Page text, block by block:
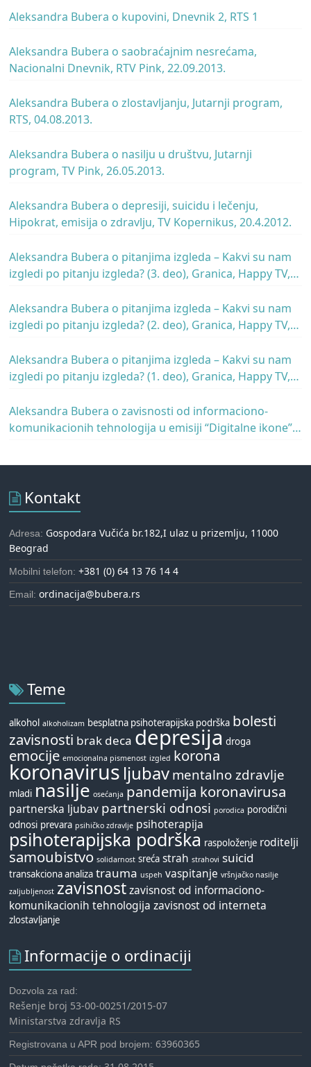
Aleksandra Bubera o kupovini, Dnevnik 2, RTS 1
Aleksandra Bubera o saobraćajnim nesrećama,
Nacionalni Dnevnik, RTV Pink, 22.09.2013.
Aleksandra Bubera o zlostavljanju, Jutarnji program,
RTS, 04.08.2013.
Aleksandra Bubera o nasilju u društvu, Jutarnji
program, TV Pink, 26.05.2013.
Aleksandra Bubera o depresiji, suicidu i lečenju,
Hipokrat, emisija o zdravlju, TV Kopernikus, 20.4.2012.
Aleksandra Bubera o pitanjima izgleda – Kakvi su nam
izgledi po pitanju izgleda? (3. deo), Granica, Happy TV,
Aleksandra Bubera o pitanjima izgleda – Kakvi su nam
izgledi po pitanju izgleda? (2. deo), Granica, Happy TV,
Aleksandra Bubera o pitanjima izgleda – Kakvi su nam
izgledi po pitanju izgleda? (1. deo), Granica, Happy TV,
Aleksandra Bubera o zavisnosti od informaciono-
komunikacionih tehnologija u emisiji “Digitalne ikone”
Kontakt
Adresa: Gospodara Vučića br.182,I ulaz u prizemlju, 11000
Beograd
Mobilni telefon:+381 (0) 64 13 76 14 4
Email:ordinacija@bubera.rs
Teme
alkohol alkoholizam besplatna psihoterapijska podrška bolesti
zavisnosti brak deca depresija droga
emocije emocionalna pismenost izgled korona
koronavirus ljubav mentalno zdravlje
mladi nasilje osećanja pandemija koronavirusa
partnerska ljubav partnerski odnosi porodica porodični
odnosi prevara psihičko zdravlje psihoterapija
psihoterapijska podrška raspoloženje roditelji
samoubistvo solidarnost sreća strah strahovi suicid
transakciona analiza trauma uspeh vaspitanje vršnjačko nasilje
zaljubljenost zavisnost zavisnost od informaciono-
komunikacionih tehnologija zavisnost od interneta
zlostavljanje
Informacije o ordinaciji
Dozvola za rad:
Rešenje broj 53-00-00251/2015-07
Ministarstva zdravlja RS
Registrovana u APR pod brojem:63960365